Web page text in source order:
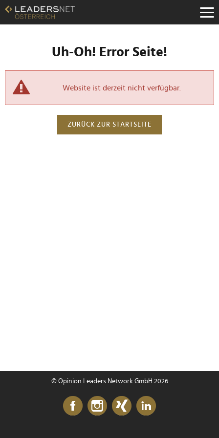
Uh-Oh! Error Seite!
Website ist derzeit nicht verfügbar.
ZURÜCK ZUR STARTSEITE
© Opinion Leaders Network GmbH 2026